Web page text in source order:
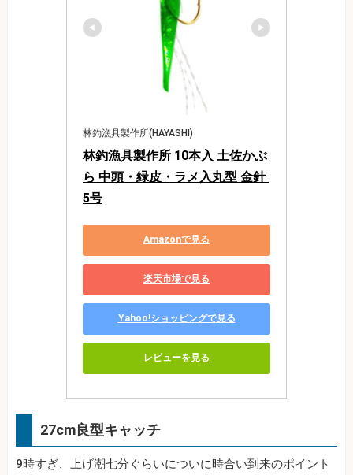
林釣漁具製作所(HAYASHI)
林釣漁具製作所 10本入 土佐かぶ
ら 中頭・緑皮・ラメ入丸型 金針
5号
Amazonで見る
楽天市場で見る
Yahoo!ショッピングで見る
レビューを見る
27cm良型キャッチ
9時すぎ、上げ潮七分ぐらいについに時合い到来のポイント